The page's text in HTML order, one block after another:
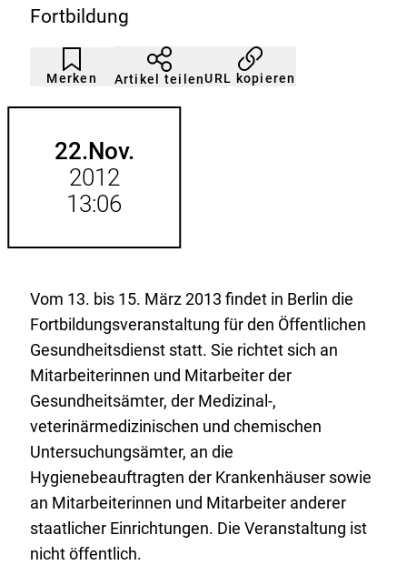
Fortbildung
Merken
Artikel
nicht
gemerkt
Durch
Klicken
der
Artikel teilenURL kopieren
22.Nov.
2012
13:06
Vom 13. bis 15. März 2013 findet in Berlin die
Fortbildungsveranstaltung für den Öffentlichen
Gesundheitsdienst statt. Sie richtet sich an
Mitarbeiterinnen und Mitarbeiter der
Gesundheitsämter, der Medizinal-,
veterinärmedizinischen und chemischen
Untersuchungsämter, an die
Hygienebeauftragten der Krankenhäuser sowie
an Mitarbeiterinnen und Mitarbeiter anderer
staatlicher Einrichtungen. Die Veranstaltung ist
nicht öffentlich.